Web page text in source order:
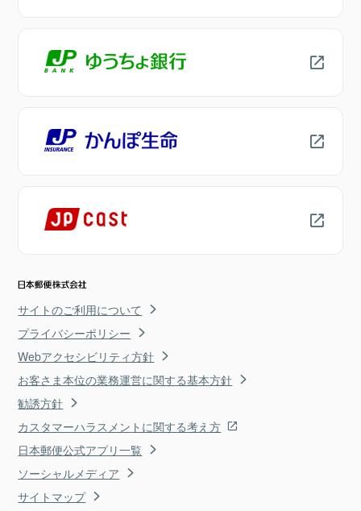
サイトのご利用について
プライバシーポリシー
Webアクセシビリティ方針
お客さま本位の業務運営に関する基本方針
勧誘方針
カスタマーハラスメントに関する考え方
日本郵便公式アプリ一覧
ソーシャルメディア
サイトマップ